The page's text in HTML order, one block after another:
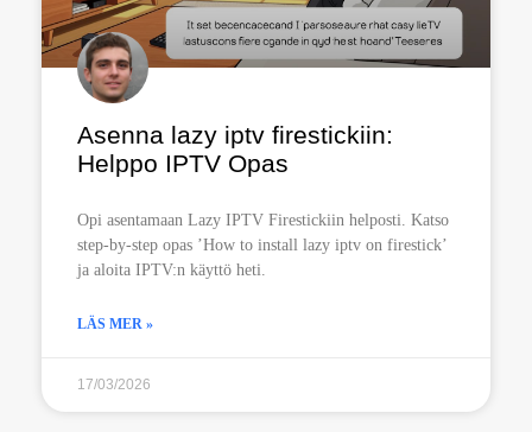
Asenna lazy iptv firestickiin:
Helppo IPTV Opas
Opi asentamaan Lazy IPTV Firestickiin helposti. Katso
step-by-step opas ’How to install lazy iptv on firestick’
ja aloita IPTV:n käyttö heti.
LÄS MER »
17/03/2026